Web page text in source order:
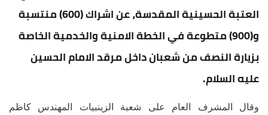
العتبة الحسينية المقدسة، عن اشراك (600) منتسبة
و(900) متطوعة في الخطة الامنية والخدمية الخاصة
بزيارة النصف من شعبان داخل مرقد الامام الحسين
عليه السلام.
وقال المشرف العام على شعبة الزينبيات المهندس كاظم